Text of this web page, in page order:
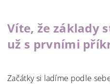
Víte, že základy
už s prvními
Začátky si ladíme podle